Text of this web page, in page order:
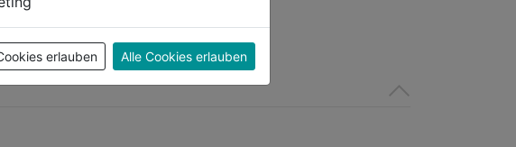
erlauben Alle Cookies erlauben